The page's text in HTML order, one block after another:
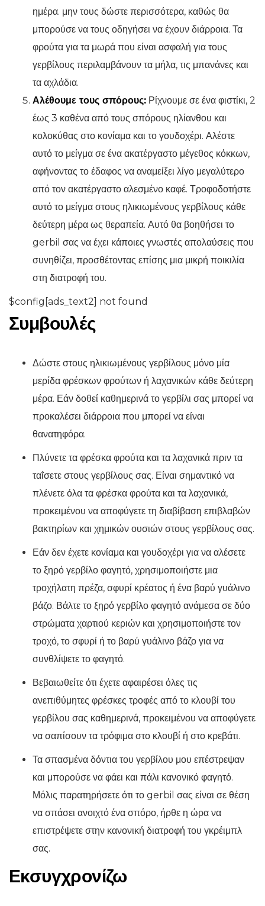
ημέρα. μην τους δώστε περισσότερα, καθώς θα
μπορούσε να τους οδηγήσει να έχουν διάρροια. Τα
φρούτα για τα μωρά που είναι ασφαλή για τους
γερβίλους περιλαμβάνουν τα μήλα, τις μπανάνες και
τα αχλάδια.
Αλέθουμε τους σπόρους: Ρίχνουμε σε ένα φιστίκι, 2
έως 3 καθένα από τους σπόρους ηλίανθου και
κολοκύθας στο κονίαμα και το γουδοχέρι. Αλέστε
αυτό το μείγμα σε ένα ακατέργαστο μέγεθος κόκκων,
αφήνοντας το έδαφος να αναμείξει λίγο μεγαλύτερο
από τον ακατέργαστο αλεσμένο καφέ. Τροφοδοτήστε
αυτό το μείγμα στους ηλικιωμένους γερβίλους κάθε
δεύτερη μέρα ως θεραπεία. Αυτό θα βοηθήσει το
gerbil σας να έχει κάποιες γνωστές απολαύσεις που
συνηθίζει, προσθέτοντας επίσης μια μικρή ποικιλία
στη διατροφή του.
$config[ads_text2] not found
Συμβουλές
Δώστε στους ηλικιωμένους γερβίλους μόνο μία
μερίδα φρέσκων φρούτων ή λαχανικών κάθε δεύτερη
μέρα. Εάν δοθεί καθημερινά το γερβίλι σας μπορεί να
προκαλέσει διάρροια που μπορεί να είναι
θανατηφόρα.
Πλύνετε τα φρέσκα φρούτα και τα λαχανικά πριν τα
ταΐσετε στους γερβίλους σας. Είναι σημαντικό να
πλένετε όλα τα φρέσκα φρούτα και τα λαχανικά,
προκειμένου να αποφύγετε τη διαβίβαση επιβλαβών
βακτηρίων και χημικών ουσιών στους γερβίλους σας.
Εάν δεν έχετε κονίαμα και γουδοχέρι για να αλέσετε
το ξηρό γερβίλο φαγητό, χρησιμοποιήστε μια
τροχήλατη πρέζα, σφυρί κρέατος ή ένα βαρύ γυάλινο
βάζο. Βάλτε το ξηρό γερβίλο φαγητό ανάμεσα σε δύο
στρώματα χαρτιού κεριών και χρησιμοποιήστε τον
τροχό, το σφυρί ή το βαρύ γυάλινο βάζο για να
συνθλίψετε το φαγητό.
Βεβαιωθείτε ότι έχετε αφαιρέσει όλες τις
ανεπιθύμητες φρέσκες τροφές από το κλουβί του
γερβίλου σας καθημερινά, προκειμένου να αποφύγετε
να σαπίσουν τα τρόφιμα στο κλουβί ή στο κρεβάτι.
Τα σπασμένα δόντια του γερβίλου μου επέστρεψαν
και μπορούσε να φάει και πάλι κανονικό φαγητό.
Μόλις παρατηρήσετε ότι το gerbil σας είναι σε θέση
να σπάσει ανοιχτό ένα σπόρο, ήρθε η ώρα να
επιστρέψετε στην κανονική διατροφή του γκρέιμπλ
σας.
Εκσυγχρονίζω